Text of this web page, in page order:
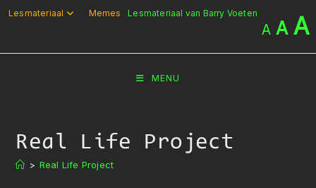
Ga
inhoud
Lesmateriaal Memes Lesmateriaal van Barry Voeten
A A A
MENU
Real Life Project
> Real Life Project